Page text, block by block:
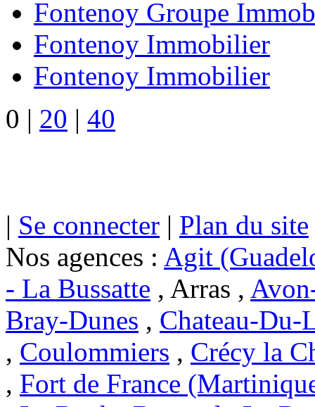
Fontenoy Groupe
Fontenoy Immobilier
Fontenoy Immobilier
0 | 20 | 40
| Se connecter | Plan du site
Nos agences : Agit
- La Bussatte , Arras ,
Bray-Dunes , Chateau-Du-
, Coulommiers , Crécy la
, Fort de France